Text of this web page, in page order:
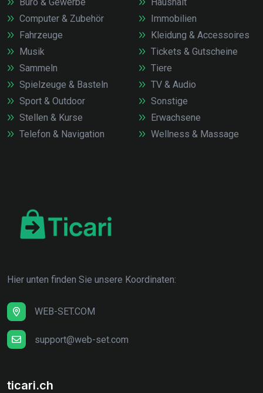
Computer & Zubehör
Fahrzeuge
Immobilien
Kleidung & Accessoires
Musik
Sammeln
Spielzeuge & Basteln
Sport & Outdoor
Stellen & Kurse
Telefon & Navigation
Tickets & Gutscheine
Tiere
TV & Audio
Sonstige
Erwachsene
Wellness & Massage
Hier unten finden Sie unsere Koordinaten:
WEB-SET.COM
support@web-set.com
ticari.ch